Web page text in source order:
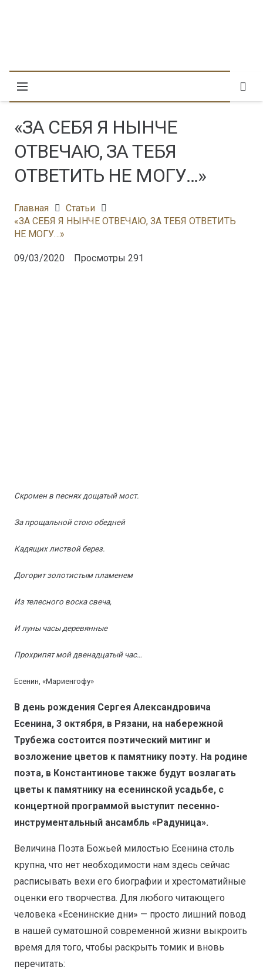
«ЗА СЕБЯ Я НЫНЧЕ
ОТВЕЧАЮ, ЗА ТЕБЯ
ОТВЕТИТЬ НЕ МОГУ…»
Главная
Статьи
«ЗА СЕБЯ Я НЫНЧЕ ОТВЕЧАЮ, ЗА ТЕБЯ ОТВЕТИТЬ
НЕ МОГУ…»
09/03/2020 Просмотры 291
Скромен в песнях дощатый мост.
За прощальной стою обедней
Кадящих листвой берез.
Догорит золотистым пламенем
Из телесного воска свеча,
И луны часы деревянные
Прохрипят мой двенадцатый час…
Есенин, «Мариенгофу»
В день рождения Сергея Александровича
Есенина, 3 октября, в Рязани, на набережной
Трубежа состоится поэтический митинг и
возложение цветов к памятнику поэту. На родине
поэта, в Константинове также будут возлагать
цветы к памятнику на есенинской усадьбе, с
концертной программой выступит песенно-
инструментальный ансамбль «Радуница».
Величина Поэта Божьей милостью Есенина столь
крупна, что нет необходимости нам здесь сейчас
расписывать вехи его биографии и хрестоматийные
оценки его творчества. Для любого читающего
человека «Есенинские дни» — просто лишний повод
в нашей суматошной современной жизни выкроить
время для того, чтобы раскрыть томик и вновь
перечитать: